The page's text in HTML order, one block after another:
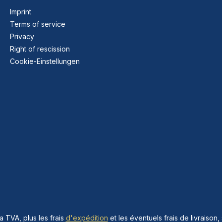
Imprint
Terms of service
Privacy
Right of rescission
Cookie-Einstellungen
TVA, plus les frais d'expédition et les éventuels frais de